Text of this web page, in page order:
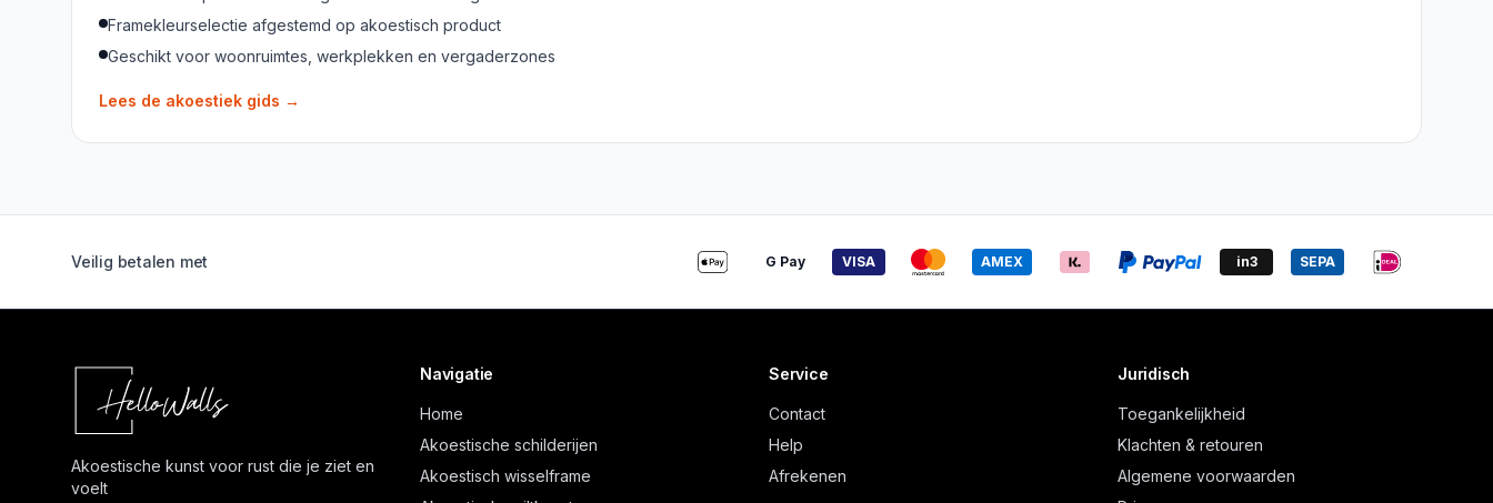
Framekleurselectie afgestemd op akoestisch product
Geschikt voor woonruimtes, werkplekken en vergaderzones
Lees de akoestiek gids →
Veilig betalen met G Pay VISA AMEX in3 SEPA
Akoestische kunst voor rust die je ziet en
voelt
Navigatie
Home
Akoestische schilderijen
Akoestisch wisselframe
Service
Contact
Help
Afrekenen
Juridisch
Toegankelijkheid
Klachten & retouren
Algemene voorwaarden